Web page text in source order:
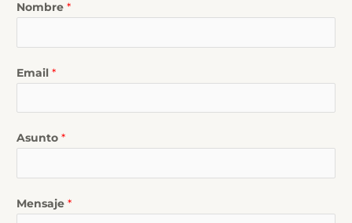
Nombre *
Email *
Asunto *
Mensaje *